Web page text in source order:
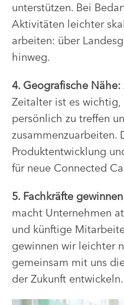
unterstützen. Bei
Aktivitäten leichter
arbeiten: über
hinweg.
4. Geografische Nähe:
Zeitalter ist es wichtig,
persönlich zu treffen
Produktentwicklung
für neue Connected
5. Fachkräfte
macht Unternehmen
und künftige
gewinnen wir leichter
gemeinsam mit uns
der Zukunft entwickeln.